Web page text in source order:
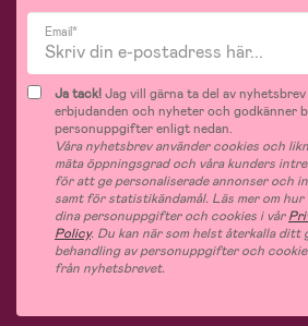
Email*
Ja tack!Jag vill gärna ta del av
erbjudanden och nyheter och godkänner
personuppgifter enligt nedan.
Våra nyhetsbrev använder cookies och
mäta öppningsgrad och våra kunders
för att ge personaliserade annonser och
samt för statistikändamål. Läs mer om
dina personuppgifter och cookies i vår
Policy. Du kan när som helst återkalla ditt
behandling av personuppgifter och
från nyhetsbrevet.